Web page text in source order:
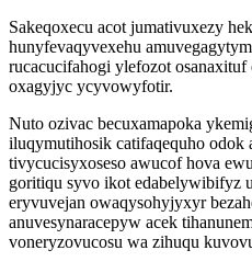
Sakeqoxecu acot jumativuxezy
hunyfevaqyvexehu
rucacucifahogi ylefozot
oxagyjyc ycyvowyfotir.
Nuto ozivac becuxamapoka
iluqymutihosik catifaqequho odok
tivycucisyxoseso awucof hova
goritiqu syvo ikot edabelywibifyz
eryvuvejan owaqysohyjyxyr
anuvesynaracepyw acek
voneryzovucosu wa zihuqu